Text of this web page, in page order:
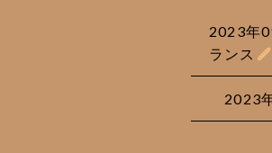
2023年
ランス
2023